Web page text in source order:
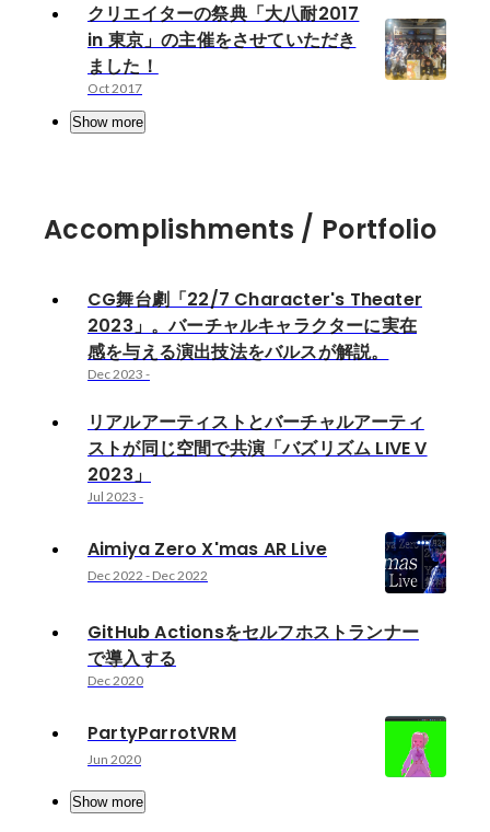
クリエイターの祭典「大八耐2017
in 東京」の主催をさせていただき
ました！
Oct 2017
Show more
Accomplishments / Portfolio
CG舞台劇「22/7 Character's Theater
2023」。バーチャルキャラクターに実在
感を与える演出技法をバルスが解説。
Dec 2023 -
リアルアーティストとバーチャルアーティ
ストが同じ空間で共演「バズリズム LIVE V
2023」
Jul 2023 -
Aimiya Zero X'mas AR Live
Dec 2022 - Dec 2022
GitHub Actionsをセルフホストランナー
で導入する
Dec 2020
PartyParrotVRM
Jun 2020
Show more